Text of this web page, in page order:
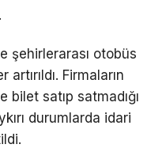
şehirlerarası otobüs
Firmaların
satıp satmadığı
durumlarda idari